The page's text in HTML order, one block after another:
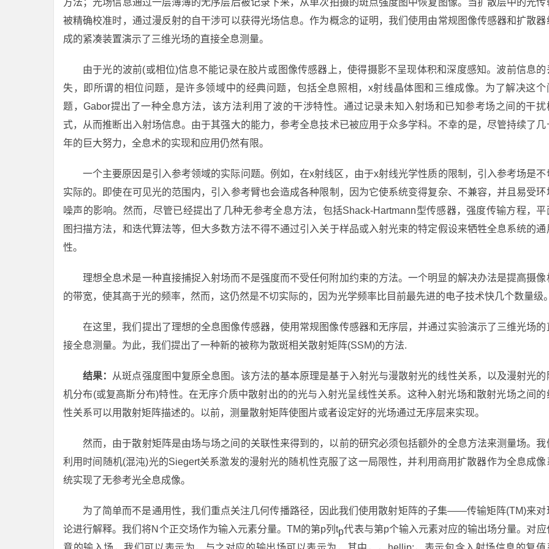
方法；光场信息通过一层薄薄的无序层后被记录下来，从单次拍摄的斑点强度图中恢复图像。当扩散层中的光传
被精确校准时，通过漫反射的自干涉可以获得光场信息。作为概念的证明，我们使用由常规图像传感器和扩散器
成的紧凑装置演示了三维光场的直接全息测量。
由于光的波前(或相位)信息不能记录在胶片或图像传感器上，使得摄影不呈现体积和深度感知。波前信息的
失，即所谓的相位问题，是许多领域中的经典问题，包括全息照相，x射线晶体图和三维成像。为了解决这个
题，Gabor提出了一种全息方法，该方法利用了波的干涉特性。通过记录未知入射场和已知参考场之间的干扰
式，从而推断出入射场信息。由于其强大的能力，参考全息技术已被应用于众多学科。不幸的是，尽管持续了几
年的巨大努力，全息术的实现和应用仍然有限。
一个主要原因是引入参考领域的实际问题。例如，在x射线区，由于x射线光学性质的限制，引入参考场是不
实际的。即使在可见光的范围内，引入参考臂也会造成各种限制，因为它使系统变得复杂、不兼容，并且易受环
噪声的影响。然而，尽管已经提出了几种无参考全息方法，包括Shack-Hartmann型传感器，强度传输方程，平
图扫描方法，和迭代算法等，但大多数方法不得不通过引入关于样品或入射光束的特定假设来牺牲全息系统的通
性。
理想全息术是一种直接捕捉入射场而不是强度而不受任何附加约束的方法。一个明显的解决办法是提高摄像
的带宽，使其高于光的频率，然而，这仍然是不切实际的，因为光学频率比目前最先进的电子技术快几个数量级。
在这里，我们提出了理想的全息图像传感器，使用常规图像传感器和无序层，并通过实验演示了三维光场的
接全息测量。为此，我们提出了一种新的被称为散斑相关散射矩阵(SSM)的方法.
结果：
从斑点强度图中复原全息图。该方法的基本原理是基于入射光与漫散射光的线性关系，以及漫射光的
机分布(或复高斯分布)特性。在无序介质中散射出的的光与入射光呈线性关系。这种入射光场和散射光场之间的
性关系可以用散射矩阵描述的。以前，测量散射矩阵使图片或者设定好的光场通过无序层来实现。
然而，由于散射矩阵是由场与场之间的关联性来得到的，以前的研究必须包括额外的全息方法来测量场。我
利用时间随机(混沌)光的Siegert关系激发的漫射光的随机性克服了这一局限性，并利用商用扩散器作为全息成像
统实现了无参考光全息成像。
为了简单而不是通用性，我们重点关注几何传播路径，因此我们使用散射矩阵的子集——传输矩阵(TM)来对
论进行解释。我们将N个正交场作为输入元素分量。TM的第p列tp代表与第p个输入元素对应的输出场分量。对应